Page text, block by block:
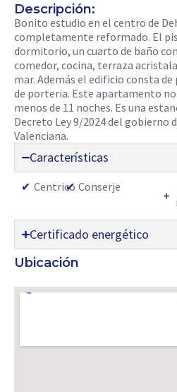
Descripción:
Bonito estudio en el centro de
completamente reformado. El
dormitorio, un cuarto de baño
comedor, cocina, terraza
mar. Además el edificio consta
de porteria. Este apartamento no
menos de 11 noches. Es una
Decreto Ley 9/2024 del gobierno
Valenciana.
Características
✔ Centrico
✔ Conserje
Certificado energético
Ubicación